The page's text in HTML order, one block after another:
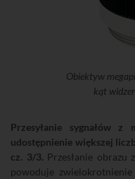
Obiektyw
kąt
Przesyłanie sygnałów
udostępnienie większej
cz. 3/3. Przesłanie
powoduje